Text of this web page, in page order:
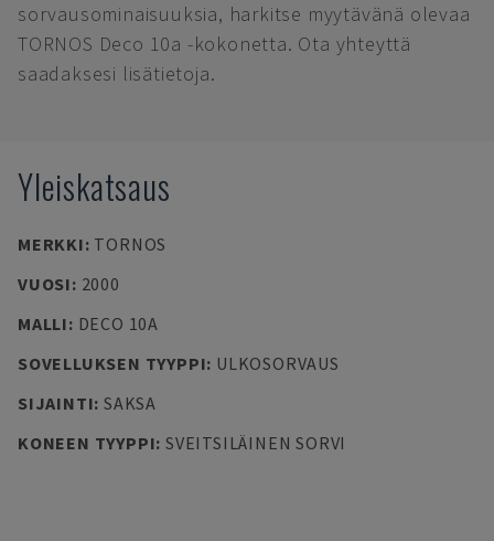
sorvausominaisuuksia, harkitse myytävänä olevaa
TORNOS Deco 10a -kokonetta. Ota yhteyttä
saadaksesi lisätietoja.
Yleiskatsaus
MERKKI: TORNOS
VUOSI: 2000
MALLI: DECO 10A
SOVELLUKSEN TYYPPI: ULKOSORVAUS
SIJAINTI: SAKSA
KONEEN TYYPPI: SVEITSILÄINEN SORVI